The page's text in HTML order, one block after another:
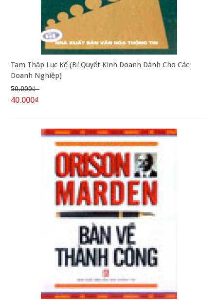
Tam Thập Lục Kế (Bí Quyết Kinh Doanh Dành Cho Các
Doanh Nghiệp)
50.000₫
40.000₫